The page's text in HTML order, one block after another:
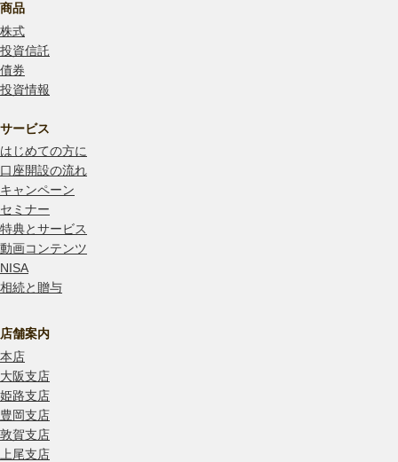
商品
株式
投資信託
債券
投資情報
サービス
はじめての方に
口座開設の流れ
キャンペーン
セミナー
特典とサービス
動画コンテンツ
NISA
相続と贈与
店舗案内
本店
大阪支店
姫路支店
豊岡支店
敦賀支店
上尾支店